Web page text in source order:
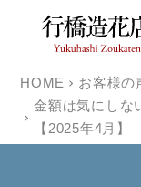
HOME
お客様の
金額は気にしな
【2025年4月】